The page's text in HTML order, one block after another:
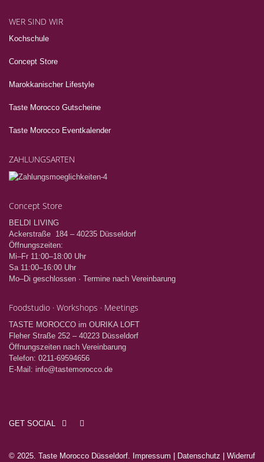
WER SIND WIR
Kochschule
Concept Store
Marokkanischer Lifestyle
Taste Morocco Gutscheine
Taste Morocco Eventkalender
ZAHLUNGSARTEN
Concept Store
BELDI LIVING
Ackerstraße 184 – 40235 Düsseldorf
Öffnungszeiten:
Mi–Fr 11:00–18:00 Uhr
Sa 11:00–16:00 Uhr
Mo–Di geschlossen · Termine nach Vereinbarung
Foodstudio · Workshops · Meetings
TASTE MOROCCO im OURIKA LOFT
Fleher Straße 252 – 40223 Düsseldorf
Öffnungszeiten nach Vereinbarung
Telefon: 0211-69594656
E-Mail: info@tastemorocco.de
GET SOCIAL
© 2025. Taste Morocco Düsseldorf. Impressum | Datenschutz | Widerruf